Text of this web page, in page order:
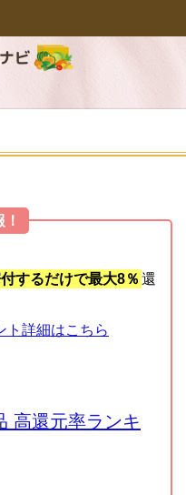
するだけで最大8％ 還
ト詳細はこちら
高還元率ランキ